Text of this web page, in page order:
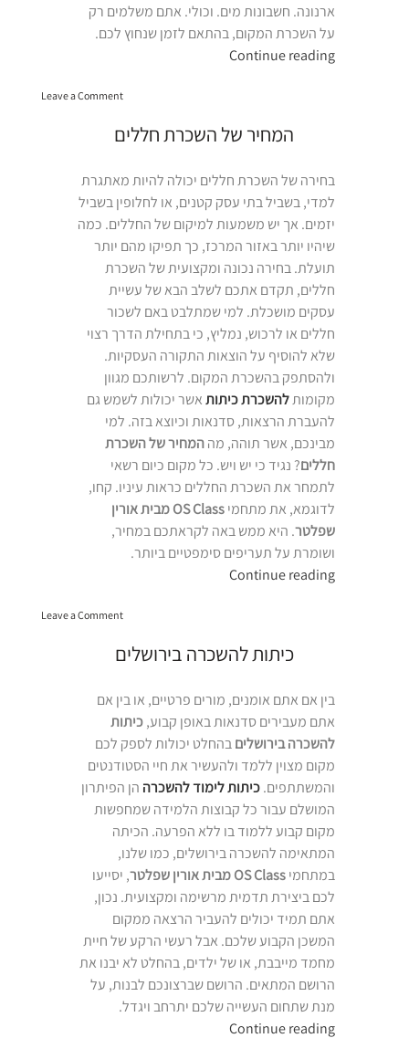
ארנונה. חשבונות מים. וכולי. אתם משלמים רק
על השכרת המקום, בהתאם לזמן שנחוץ לכם.
Continue reading“השכרת
Leave a Commenton
כיתה
במרכז
המחיר של השכרת חללים
בחירה של השכרת חללים יכולה להיות מאתגרת
למדי, בשביל בתי עסק קטנים, או לחלופין בשביל
יזמים. אך יש משמעות למיקום של החללים. כמה
שיהיו יותר באזור המרכז, כך תפיקו מהם יותר
תועלת. בחירה נכונה ומקצועית של השכרת
חללים, תקדם אתכם לשלב הבא של עשיית
עסקים מושכלת. למי שמתלבט באם לשכור
חללים או לרכוש, נמליץ, כי בתחילת הדרך רצוי
שלא להוסיף על הוצאות התקורה העסקיות.
ולהסתפק בהשכרת המקום. לרשותכם מגוון
מקומותלהשכרת כיתותאשר יכולות לשמש גם
להעברת הרצאות, סדנאות וכיוצא בזה. למי
מבינכם, אשר תוהה, מה המחיר של השכרת
חללים? נגיד כי יש ויש. כל מקום כיום רשאי
לתמחר את השכרת החללים כראות עיניו. קחו,
לדוגמא, את מתחמי
OS Class מבית אורין
שפלטר. היא ממש באה לקראתכם במחיר,
ושומרת על תעריפים סימפטיים ביותר.
Continue reading“המחיר
Leave a Commenton
של
השכרת
כיתות להשכרה בירושלים
בין אם אתם אומנים, מורים פרטיים, או בין אם
אתם מעבירים סדנאות באופן קבוע, כיתות
להשכרה בירושלים בהחלט יכולות לספק לכם
מקום מצוין ללמד ולהעשיר את חיי הסטודנטים
והמשתתפים. כיתות לימוד להשכרה הן הפיתרון
המושלם עבור כל קבוצות הלמידה שמחפשות
מקום קבוע ללמוד בו ללא הפרעה. הכיתה
המתאימה להשכרה בירושלים, כמו שלנו,
במתחמי OS Class מבית אורין שפלטר
, יסייעו
לכם ביצירת תדמית מרשימה ומקצועית. נכון,
אתם תמיד יכולים להעביר הרצאה ממקום
המשכן הקבוע שלכם. אבל רעשי הרקע של חיית
מחמד מייבבת, או של ילדים, בהחלט לא יבנו את
הרושם המתאים. הרושם שברצונכם לבנות, על
מנת שתחום העשייה שלכם יתרחב ויגדל.
Continue reading“כיתות